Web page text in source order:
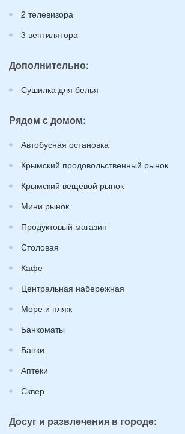
2 телевизора
3 вентилятора
Дополнительно:
Сушилка для белья
Рядом с домом:
Автобусная остановка
Крымский продовольственный рынок
Крымский вещевой рынок
Мини рынок
Продуктовый магазин
Столовая
Кафе
Центральная набережная
Море и пляж
Банкоматы
Банки
Аптеки
Сквер
Досуг и развлечения в городе: